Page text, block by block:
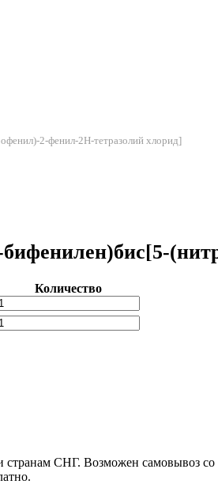
2-фенил-2Н-тетразолий хлорид]
бифенилен)бис[5-
Количество
странам СНГ. Возможен самовывоз со